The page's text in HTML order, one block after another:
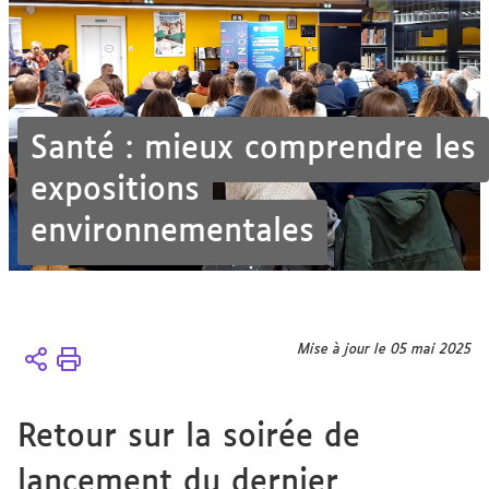
Santé : mieux comprendre les
expositions
environnementales
Vous
Accueil
rencontres
mondes
Mise à jour le 05 mai 2025
Retour sur la soirée de